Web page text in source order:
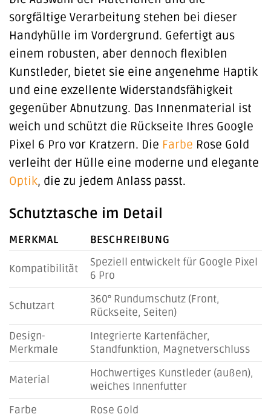
sorgfältige Verarbeitung stehen bei dieser
Handyhülle im Vordergrund. Gefertigt aus
einem robusten, aber dennoch flexiblen
Kunstleder, bietet sie eine angenehme Haptik
und eine exzellente Widerstandsfähigkeit
gegenüber Abnutzung. Das Innenmaterial ist
weich und schützt die Rückseite Ihres Google
Pixel 6 Pro vor Kratzern. Die Farbe Rose Gold
verleiht der Hülle eine moderne und elegante
Optik, die zu jedem Anlass passt.
Schutztasche im Detail
MERKMAL BESCHREIBUNG
Kompatibilität
Speziell entwickelt für Google Pixel
6 Pro
Schutzart
360° Rundumschutz (Front,
Rückseite, Seiten)
Design-
Merkmale
Integrierte Kartenfächer,
Standfunktion, Magnetverschluss
Material
Hochwertiges Kunstleder (außen),
weiches Innenfutter
Farbe
Rose Gold